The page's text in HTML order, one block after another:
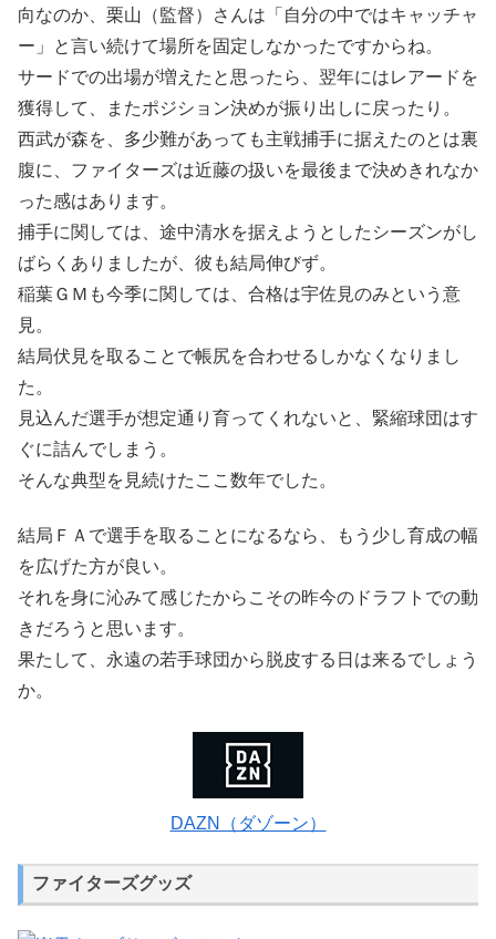
向なのか、栗山（監督）さんは「自分の中ではキャッチャ
ー」と言い続けて場所を固定しなかったですからね。
サードでの出場が増えたと思ったら、翌年にはレアードを
獲得して、またポジション決めが振り出しに戻ったり。
西武が森を、多少難があっても主戦捕手に据えたのとは裏
腹に、ファイターズは近藤の扱いを最後まで決めきれなか
った感はあります。
捕手に関しては、途中清水を据えようとしたシーズンがし
ばらくありましたが、彼も結局伸びず。
稲葉ＧＭも今季に関しては、合格は宇佐見のみという意
見。
結局伏見を取ることで帳尻を合わせるしかなくなりまし
た。
見込んだ選手が想定通り育ってくれないと、緊縮球団はす
ぐに詰んでしまう。
そんな典型を見続けたここ数年でした。
結局ＦＡで選手を取ることになるなら、もう少し育成の幅
を広げた方が良い。
それを身に沁みて感じたからこその昨今のドラフトでの動
きだろうと思います。
果たして、永遠の若手球団から脱皮する日は来るでしょう
か。
DAZN（ダゾーン）
ファイターズグッズ